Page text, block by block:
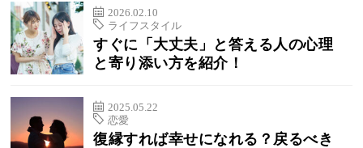
2026.02.10
ライフスタイル
すぐに「大丈夫」と答える人の心理
と寄り添い方を紹介！
2025.05.22
恋愛
復縁すれば幸せになれる？戻るべき